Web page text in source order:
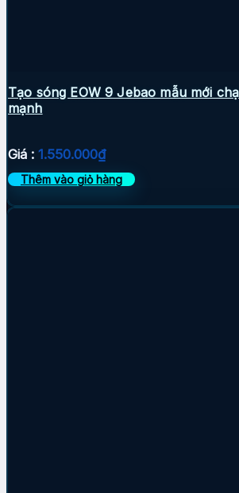
Tạo sóng EOW 9 Jebao mẫu mới
mạnh
Giá : 1.550.000₫
Thêm vào giỏ hàng